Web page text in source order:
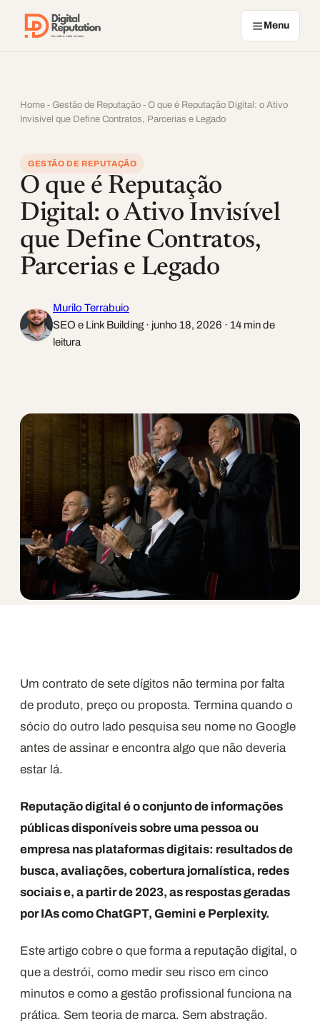
Menu
Home - Gestão de Reputação - O que é Reputação Digital: o Ativo
Invisível que Define Contratos, Parcerias e Legado
GESTÃO DE REPUTAÇÃO
O que é Reputação
Digital: o Ativo Invisível
que Define Contratos,
Parcerias e Legado
Murilo Terrabuio
SEO e Link Building · junho 18, 2026 · 14 min de
leitura
Um contrato de sete dígitos não termina por falta
de produto, preço ou proposta. Termina quando o
sócio do outro lado pesquisa seu nome no Google
antes de assinar e encontra algo que não deveria
estar lá.
Reputação digital é o conjunto de informações
públicas disponíveis sobre uma pessoa ou
empresa nas plataformas digitais: resultados de
busca, avaliações, cobertura jornalística, redes
sociais e, a partir de 2023, as respostas geradas
por IAs como ChatGPT, Gemini e Perplexity.
Este artigo cobre o que forma a reputação digital, o
que a destrói, como medir seu risco em cinco
minutos e como a gestão profissional funciona na
prática. Sem teoria de marca. Sem abstração.